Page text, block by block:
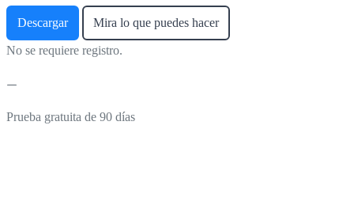
Descargar Mira lo que puedes hacer
No se requiere registro.
Prueba gratuita de 90 días